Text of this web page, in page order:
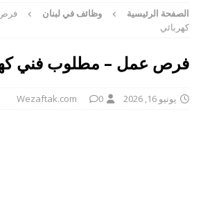
الصفحة الرئيسية وظائف في لبنان
كهربائي
فرص عمل – مطلوب فني
يونيو 16, 2026 Wezaftak.com 0